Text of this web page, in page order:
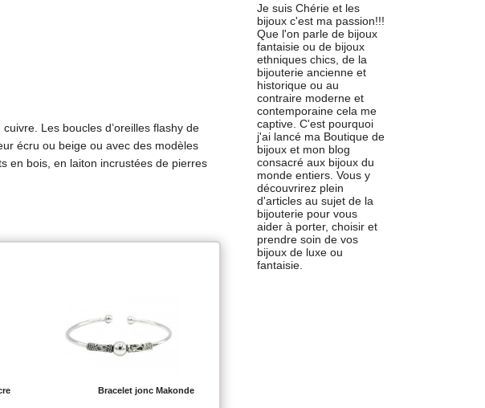
Les boucles d’oreilles flashy de
écru ou beige ou avec des modèles
en bois, en laiton incrustées de pierres
Bracelet jonc Makonde
Je suis Chérie et les
bijoux c'est ma passion!!!
Que l'on parle de bijoux
fantaisie ou de bijoux
ethniques chics, de la
bijouterie ancienne et
historique ou au
contraire moderne et
contemporaine cela me
captive. C'est pourquoi
j'ai lancé ma Boutique de
bijoux et mon blog
consacré aux bijoux du
monde entiers. Vous y
découvrirez plein
d'articles au sujet de la
bijouterie pour vous
aider à porter, choisir et
prendre soin de vos
bijoux de luxe ou
fantaisie.